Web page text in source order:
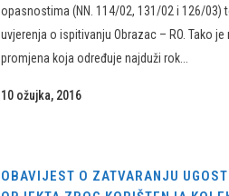
opasnostima (NN. 114/02, 131/02 i 126/03)
uvjerenja o ispitivanju Obrazac – RO. Tako je
promjena koja određuje najduži rok...
10 ožujka, 2016
OBAVIJEST O ZATVARANJU